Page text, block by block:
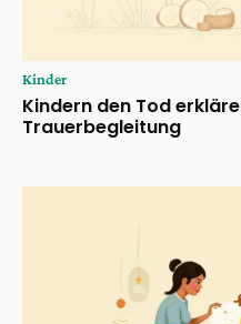
Kinder
Kindern den Tod
Trauerbegleitung